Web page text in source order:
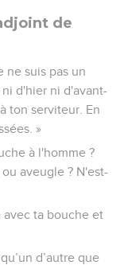
de
ne suis pas un
d'hier ni d'avant-
ton serviteur. En
»
à l'homme ?
aveugle ? N'est-
avec ta bouche et
d’autre que